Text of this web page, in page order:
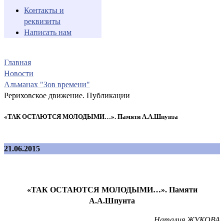
Контакты и
реквизиты
Написать нам
Главная
Новости
Альманах "Зов времени"
Рериховское движение. Публикации
«ТАК ОСТАЮТСЯ МОЛОДЫМИ…». Памяти А.А.Шпунта
21.06.2015
«ТАК ОСТАЮТСЯ МОЛОДЫМИ…». Памяти
А.А.Шпунта